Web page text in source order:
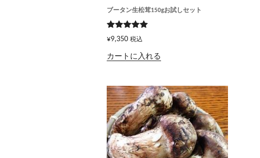
ブータン生松茸150gお試しセット
5段階で
5.00の評価
¥9,350 税込
カートに入れる